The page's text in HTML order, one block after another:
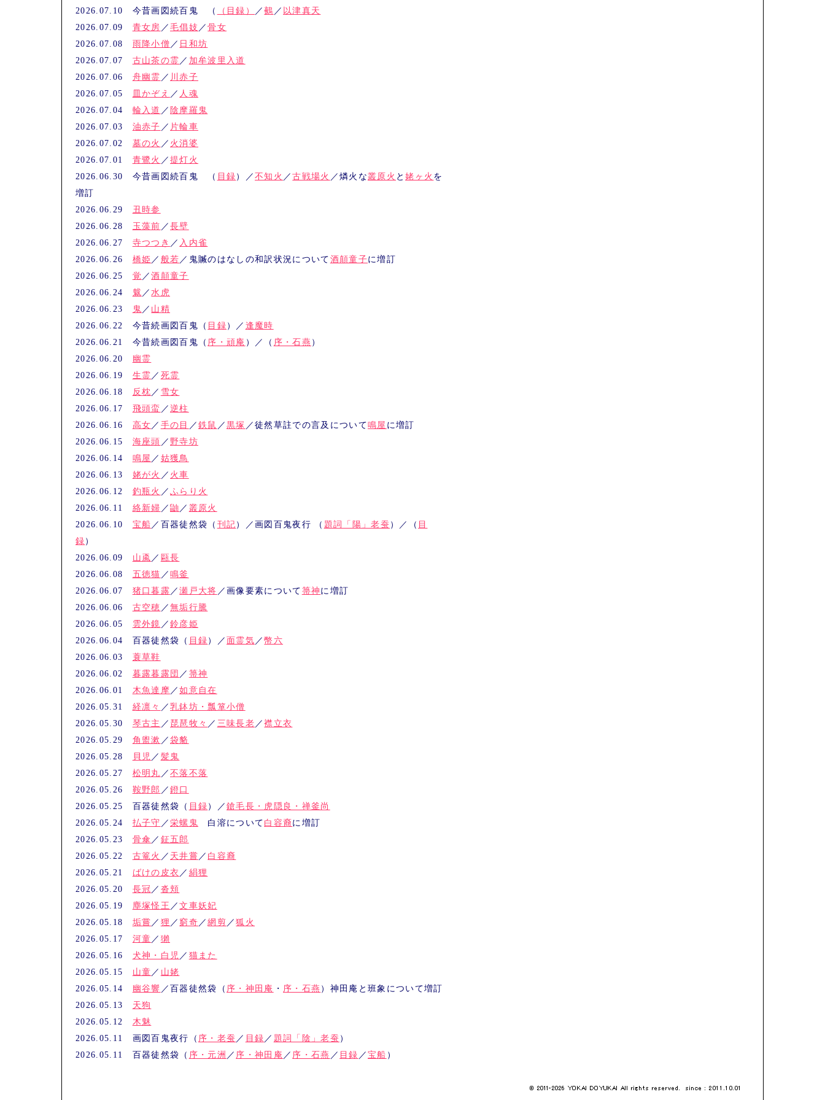
2026.07.10 今昔画図続百鬼 （
（目録） ／鵺 ／ 以津真天
2026.07.09 青女房 ／毛倡妓 ／骨女
2026.07.08 雨降小僧 ／ 日和坊
2026.07.07 古山茶の霊 ／ 加牟波里入道
2026.07.06 舟幽霊 ／ 川赤子
2026.07.05
皿かぞえ ／ 人魂
2026.07.04 輪入道 ／ 陰摩羅鬼
2026.07.03 油赤子 ／ 片輪車
2026.07.02 墓の火 ／ 火消婆
2026.07.01 青鷺火 ／提灯火
2026.06.30 今昔画図続百鬼 （ 目録 ）／不知火 ／古戦場火 ／燐火な叢原火 と姥ヶ火 を
増訂
2026.06.29 丑時参
2026.06.28 玉藻前 ／長壁
2026.06.27 寺つつき ／ 入内雀
2026.06.26 橋姫 ／ 般若 ／鬼贓のはなしの和訳状況について 酒顛童子に増訂
2026.06.25 覚 ／酒顛童子
2026.06.24 魃 ／水虎
2026.06.23
鬼 ／ 山精
2026.06.22 今昔続画図百鬼（ 目録 ）／ 逢魔時
2026.06.21 今昔続画図百鬼（ 序・頑庵 ）／（ 序・石燕 ）
2026.06.20
幽霊
2026.06.19 生霊 ／ 死霊
2026.06.18
反枕 ／ 雪女
2026.06.17 飛頭蛮 ／逆柱
2026.06.16 高女 ／ 手の目 ／鉄鼠 ／黒塚 ／徒然草註での言及について鳴屋 に増訂
2026.06.15 海座頭 ／ 野寺坊
2026.06.14 鳴屋 ／ 姑獲鳥
2026.06.13 姥が火 ／ 火車
2026.06.12 釣瓶火 ／ふらり火
2026.06.11 絡新婦 ／鼬 ／ 叢原火
2026.06.10 宝船 ／百器徒然袋（ 刊記 ）／画図百鬼夜行 （ 題詞「陽」老蚕 ）／（ 目
録 ）
2026.06.09 山颪 ／ 甌長
2026.06.08 五徳猫 ／鳴釜
2026.06.07 猪口暮露 ／瀬戸大将 ／画像要素について 箒神 に増訂
2026.06.06 古空穂 ／無垢行騰
2026.06.05 雲外鏡 ／鈴彦姫
2026.06.04 百器徒然袋（ 目録 ）／ 面霊気 ／幣六
2026.06.03 蓑草鞋
2026.06.02 暮露暮露団 ／ 箒神
2026.06.01 木魚達摩 ／如意自在
2026.05.31 経凛々 ／乳鉢坊・瓢箪小僧
2026.05.30 琴古主 ／ 琵琶牧々 ／ 三味長老 ／襟立衣
2026.05.29 角盥漱 ／袋貉
2026.05.28
貝児 ／ 髪鬼
2026.05.27 松明丸 ／不落不落
2026.05.26 鞍野郎 ／鐙口
2026.05.25 百器徒然袋（ 目録 ）／鎗毛長・虎隠良・禅釜尚
2026.05.24 払子守 ／栄螺鬼 白溶について 白容裔 に増訂
2026.05.23 骨傘 ／ 鉦五郎
2026.05.22 古篭火 ／ 天井嘗 ／ 白容裔
2026.05.21 ばけの皮衣 ／ 絹狸
2026.05.20 長冠 ／ 沓頬
2026.05.19 塵塚怪王 ／文車妖妃
2026.05.18 垢嘗 ／ 狸 ／ 窮奇 ／網剪 ／狐火
2026.05.17 河童 ／ 獺
2026.05.16 犬神・白児 ／ 猫また
2026.05.15 山童 ／ 山姥
2026.05.14
幽谷響 ／百器徒然袋（ 序・神田庵 ・ 序・石燕 ）神田庵と班象について増訂
2026.05.13 天狗
2026.05.12 木魅
2026.05.11 画図百鬼夜行（ 序・老蚕 ／ 目録 ／ 題詞「陰」老蚕 ）
2026.05.11 百器徒然袋（ 序・元洲 ／ 序・神田庵 ／ 序・石燕 ／ 目録 ／宝船 ）